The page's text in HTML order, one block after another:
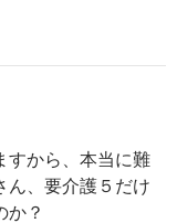
すから、本当に難
ん、要介護５だけ
か？